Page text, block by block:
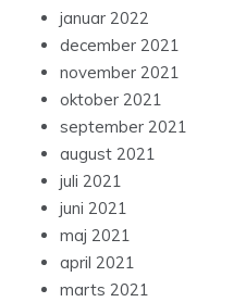
januar 2022
december 2021
november 2021
oktober 2021
september 2021
august 2021
juli 2021
juni 2021
maj 2021
april 2021
marts 2021